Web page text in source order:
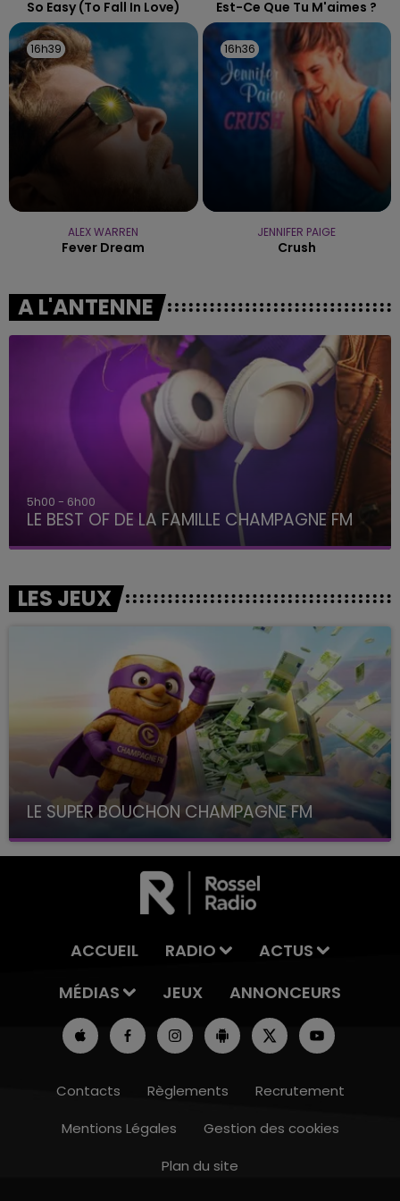
So Easy (to Fall In Love) Est-Ce Que Tu M'aimes ?
16h39
16h39
ALEX WARREN
Fever Dream
16h36
16h36
JENNIFER PAIGE
Crush
A L'ANTENNE
5h00 - 6h00
LE BEST OF DE LA FAMILLE CHAMPAGNE FM
LES JEUX
LE SUPER BOUCHON CHAMPAGNE FM
avec La Famille Champagne FM, à 8H10
ACCUEIL RADIO
ACTUS
MÉDIAS
JEUX ANNONCEURS
Contacts Règlements
Recrutement
Mentions Légales
Gestion des cookies
Plan du site